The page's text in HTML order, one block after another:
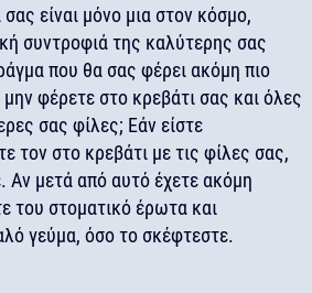
είναι μόνο μια στον κόσμο,
συντροφιά της καλύτερης σας
που θα σας φέρει ακόμη πιο
μην φέρετε στο κρεβάτι σας και όλες
σας φίλες; Εάν είστε
τον στο κρεβάτι με τις φίλες σας,
Αν μετά από αυτό έχετε ακόμη
του στοματικό έρωτα και
γεύμα, όσο το σκέφτεστε.